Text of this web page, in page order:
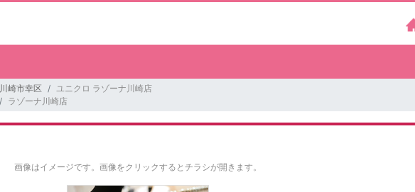
川崎市幸区
ユニクロ ラゾーナ川崎店
ラゾーナ川崎店
画像はイメージです。 画像をクリックするとチラシが開きます。